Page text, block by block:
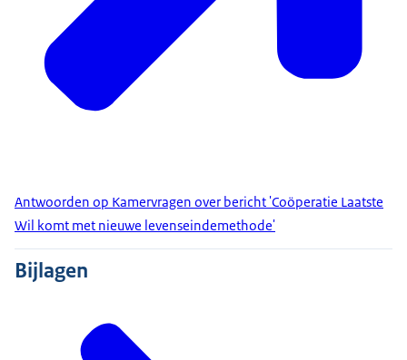
Antwoorden op Kamervragen over bericht 'Coöperatie Laatste
Wil komt met nieuwe levenseindemethode'
Bijlagen